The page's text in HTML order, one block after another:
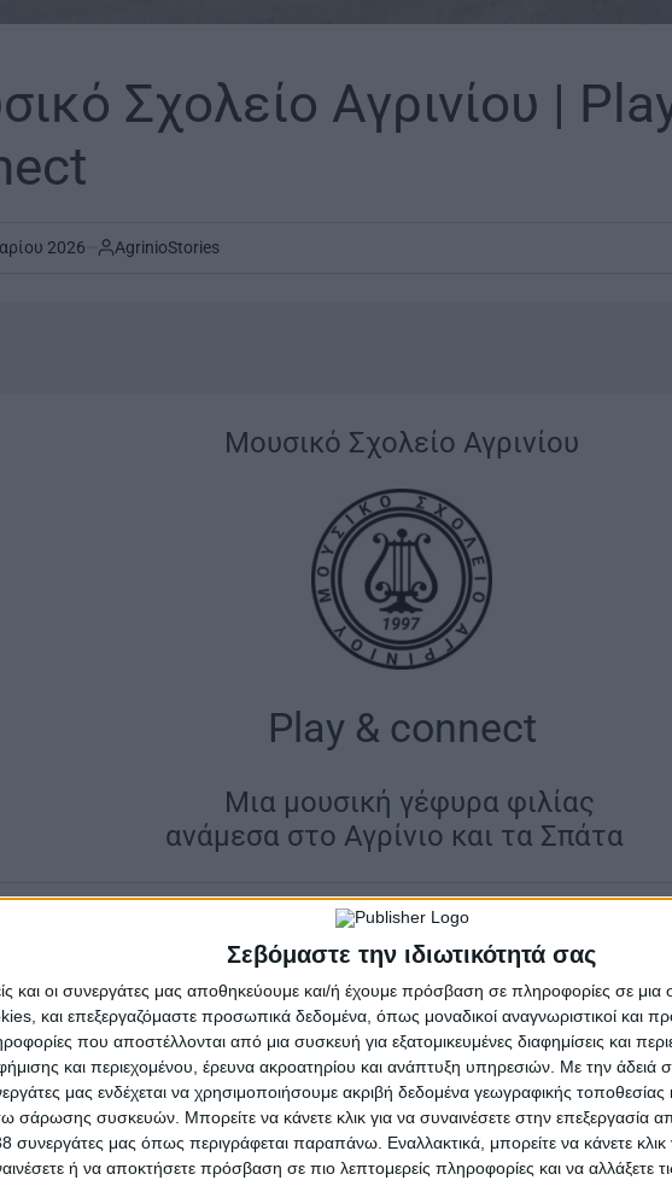
Σεβόμαστε την ιδιωτικότητά σας
και οι συνεργάτες μας αποθηκεύουμε και/ή έχουμε πρόσβαση σε πληροφορίες σε
και επεξεργαζόμαστε προσωπικά δεδομένα, όπως μοναδικοί αναγνωριστικοί και
που αποστέλλονται από μια συσκευή για εξατομικευμένες διαφημίσεις και
και περιεχομένου, έρευνα ακροατηρίου και ανάπτυξη υπηρεσιών. Με την άδειά
μας ενδέχεται να χρησιμοποιήσουμε ακριβή δεδομένα γεωγραφικής τοποθεσίας
σάρωσης συσκευών. Μπορείτε να κάνετε κλικ για να συναινέσετε στην επεξεργασία
συνεργάτες μας όπως περιγράφεται παραπάνω. Εναλλακτικά, μπορείτε να κάνετε κλικ
ή να αποκτήσετε πρόσβαση σε πιο λεπτομερείς πληροφορίες και να αλλάξετε
Σχολείο Αγρινίου |
2026 AgrinioStories
Μουσικό Σχολείο Αγρινίου
Play & connect
Μια μουσική γέφυρα φιλίας
ανάμεσα στο Αγρίνιο και τα Σπάτα
καλλιτεχνική σύμπραξη πρόκειται να πραγματοποιηθεί την
στο Αγρίνιο, όπου το Μουσικό Σχολείο της πόλης, ανοίγοντας
τους μαθητές και τους εκπαιδευτικούς του Αμερικανικού
τα Σπάτα Αττικής, δημιουργεί την ευκαιρία για μια ουσιαστική
σε μια απλή εκπαιδευτική επίσκεψη αλλά μετατρέπεται σε μια
ιδεών και ήχων, καθώς η μουσική λειτουργεί ως κοινή γλώσσα
συνεργάζονται και χτίζουν δεσμούς.
αυτή, η οποία αποκτά συμβολικό και παιδαγωγικό χαρακτήρα,